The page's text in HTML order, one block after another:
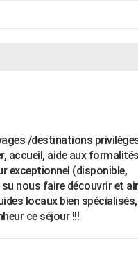
/destinations
accueil, aide aux
exceptionnel (disponible,
nous faire découvrir et
locaux bien
ce séjour !!!